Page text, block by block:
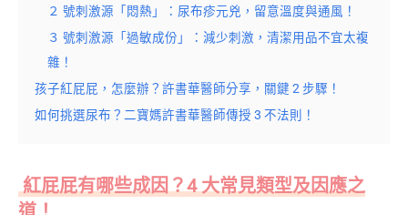
２ 號刺激源「悶熱」：尿布疹元兇，留意溫度與通風！
３ 號刺激源「過敏成份」：減少刺激，清潔用品不宜太複
雜！
孩子紅屁屁，怎麼辦？許書華醫師分享，關鍵 2 步驟！
如何挑選尿布？二寶媽許書華醫師傳授 3 不法則！
紅屁屁有哪些成因？4 大常見類型及因應之